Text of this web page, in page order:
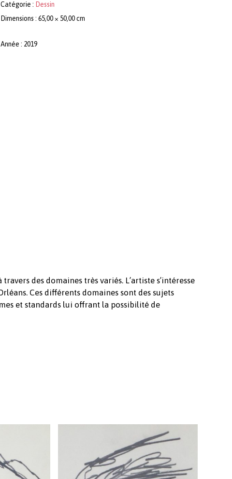
Catégorie : Dessin
Dimensions : 65,00 × 50,00 cm
Année : 2019
des domaines très variés. L’artiste s’intéresse
Ces différents domaines sont des sujets
et standards lui offrant la possibilité de